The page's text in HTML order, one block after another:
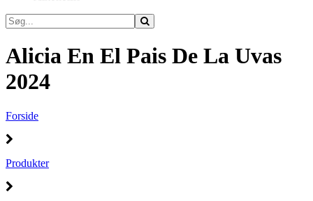
Alicia En El Pais De La Uvas
2024
Forside
Produkter